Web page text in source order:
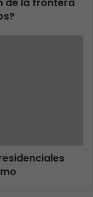
de la frontera